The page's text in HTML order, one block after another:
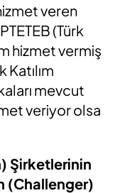
veren
(Türk
hizmet vermiş
Katılım
mevcut
veriyor olsa
Şirketlerinin
(Challenger)